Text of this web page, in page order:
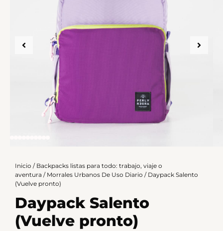
Inicio / Backpacks listas para todo: trabajo, viaje o
aventura / Morrales Urbanos De Uso Diario / Daypack Salento
(Vuelve pronto)
Daypack Salento
(Vuelve pronto)